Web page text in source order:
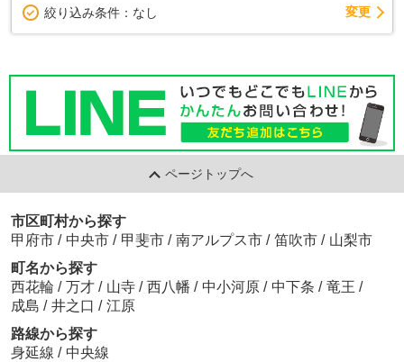
絞り込み条件： なし 変更
ページトップへ
市区町村から探す
甲府市 / 中央市 / 甲斐市 / 南アルプス市 / 笛吹市 / 山梨市
町名から探す
西花輪 / 万才 / 山寺 / 西八幡 / 中小河原 / 中下条 / 竜王 /
成島 / 井之口 / 江原
路線から探す
身延線 / 中央線